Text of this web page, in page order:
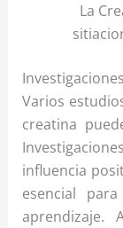
La
Varios
creatina
influencia
esencial
aprendizaje.